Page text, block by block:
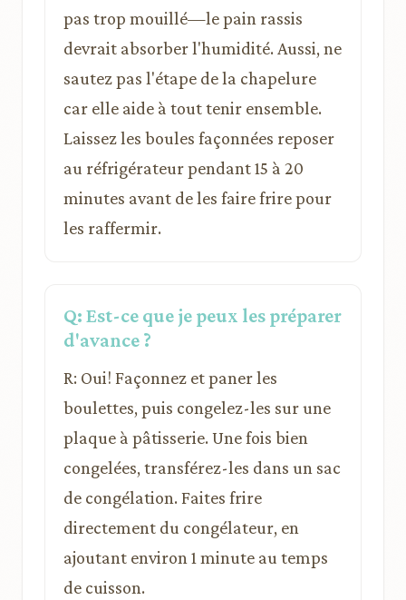
pas trop mouillé—le pain rassis
devrait absorber l'humidité. Aussi, ne
sautez pas l'étape de la chapelure
car elle aide à tout tenir ensemble.
Laissez les boules façonnées reposer
au réfrigérateur pendant 15 à 20
minutes avant de les faire frire pour
les raffermir.
Q: Est-ce que je peux les préparer
d'avance ?
R: Oui! Façonnez et paner les
boulettes, puis congelez-les sur une
plaque à pâtisserie. Une fois bien
congelées, transférez-les dans un sac
de congélation. Faites frire
directement du congélateur, en
ajoutant environ 1 minute au temps
de cuisson.